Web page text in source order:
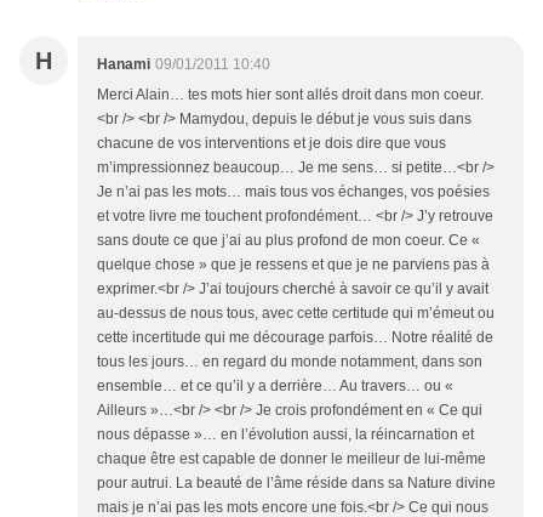
H Hanami 09/01/2011 10:40
Merci Alain… tes mots hier sont allés droit dans mon coeur.
<br /> <br /> Mamydou, depuis le début je vous suis dans
chacune de vos interventions et je dois dire que vous
m’impressionnez beaucoup… Je me sens… si petite…<br />
Je n’ai pas les mots… mais tous vos échanges, vos poésies
et votre livre me touchent profondément… <br /> J’y retrouve
sans doute ce que j’ai au plus profond de mon coeur. Ce «
quelque chose » que je ressens et que je ne parviens pas à
exprimer.<br /> J’ai toujours cherché à savoir ce qu’il y avait
au-dessus de nous tous, avec cette certitude qui m’émeut ou
cette incertitude qui me décourage parfois… Notre réalité de
tous les jours… en regard du monde notamment, dans son
ensemble… et ce qu’il y a derrière… Au travers… ou «
Ailleurs »…<br /> <br /> Je crois profondément en « Ce qui
nous dépasse »… en l’évolution aussi, la réincarnation et
chaque être est capable de donner le meilleur de lui-même
pour autrui. La beauté de l’âme réside dans sa Nature divine
mais je n’ai pas les mots encore une fois.<br /> Ce qui nous